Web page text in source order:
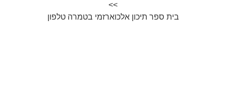
>>
בית ספר תיכון אלכוארזמי בטמרה טלפון